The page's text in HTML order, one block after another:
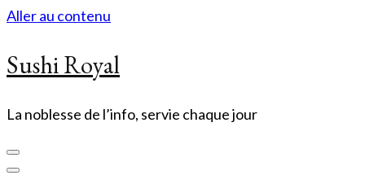
Aller au contenu
Sushi Royal
La noblesse de l’info, servie chaque jour